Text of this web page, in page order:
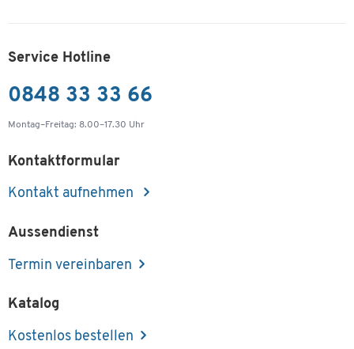
Service Hotline
0848 33 33 66
Montag–Freitag: 8.00–17.30 Uhr
Kontaktformular
Kontakt aufnehmen
Aussendienst
Termin vereinbaren
Katalog
Kostenlos bestellen